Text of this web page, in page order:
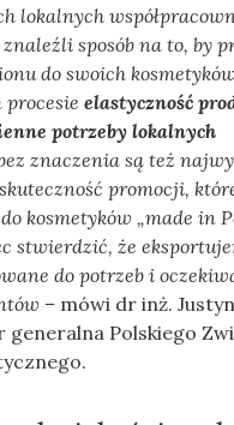
lokalnych
sposób na to, by
do swoich
procesie elastyczność
potrzeby lokalnych
znaczenia są też
promocji,
kosmetyków „made in
stwierdzić, że
do potrzeb i
– mówi dr inż.
Polskiego